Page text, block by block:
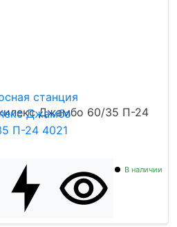
Джамбо 60/35 П-24
В наличии